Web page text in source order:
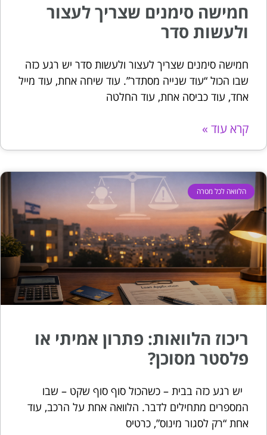
חמישה סימנים שצריך לעצור
ולעשות סדר
חמישה סימנים שצריך לעצור ולעשות סדר יש רגע כזה
שבו הכול “עוד שנייה מסתדר”. עוד שיחה אחת, עוד מייל
אחד, עוד כביסה אחת, עוד החלטה
קרא עוד »
הלוואה לכל מטרה
ריכוז הלוואות: פתרון אמיתי או
פלסטר מסוכן?
יש רגע כזה בבית – כשהכול סוף סוף שקט – שבו
המספרים מתחילים לדבר. הלוואה אחת על הרכב, עוד
אחת “רק לסגור מינוס”, כרטיס